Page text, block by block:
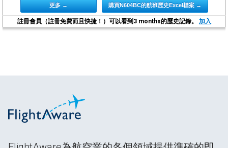
更多 → 購買N604BC的航班歷史Excel檔案 →
註冊會員（註冊免費而且快捷！）可以看到3 months的歷史記錄。 加入